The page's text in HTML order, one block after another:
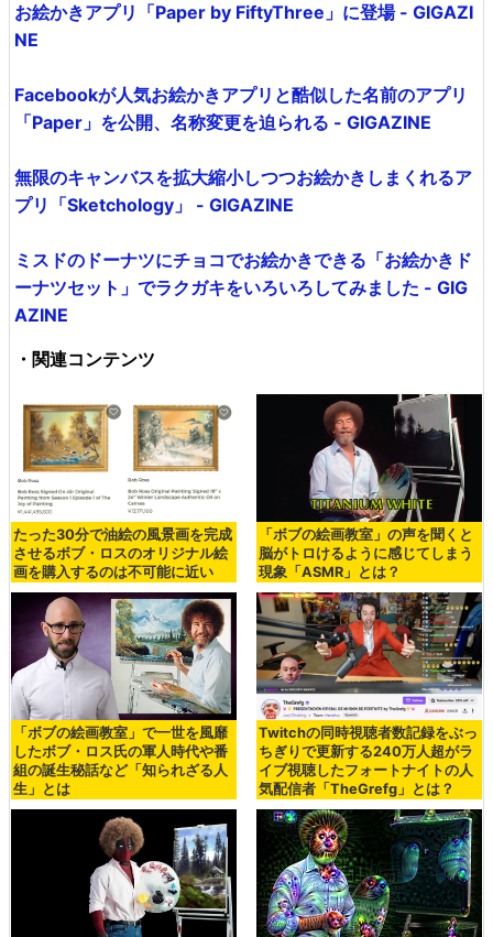
お絵かきアプリ「Paper by FiftyThree」に登場 - GIGAZI
NE
Facebookが人気お絵かきアプリと酷似した名前のアプリ
「Paper」を公開、名称変更を迫られる - GIGAZINE
無限のキャンバスを拡大縮小しつつお絵かきしまくれるア
プリ「Sketchology」 - GIGAZINE
ミスドのドーナツにチョコでお絵かきできる「お絵かきド
ーナツセット」でラクガキをいろいろしてみました - GIG
AZINE
・関連コンテンツ
たった30分で油絵の風景画を完成
させるボブ・ロスのオリジナル絵
画を購入するのは不可能に近い
「ボブの絵画教室」の声を聞くと
脳がトロけるように感じてしまう
現象「ASMR」とは？
「ボブの絵画教室」で一世を風靡
したボブ・ロス氏の軍人時代や番
組の誕生秘話など「知られざる人
生」とは
Twitchの同時視聴者数記録をぶっ
ちぎりで更新する240万人超がラ
イブ視聴したフォートナイトの人
気配信者「TheGrefg」とは？